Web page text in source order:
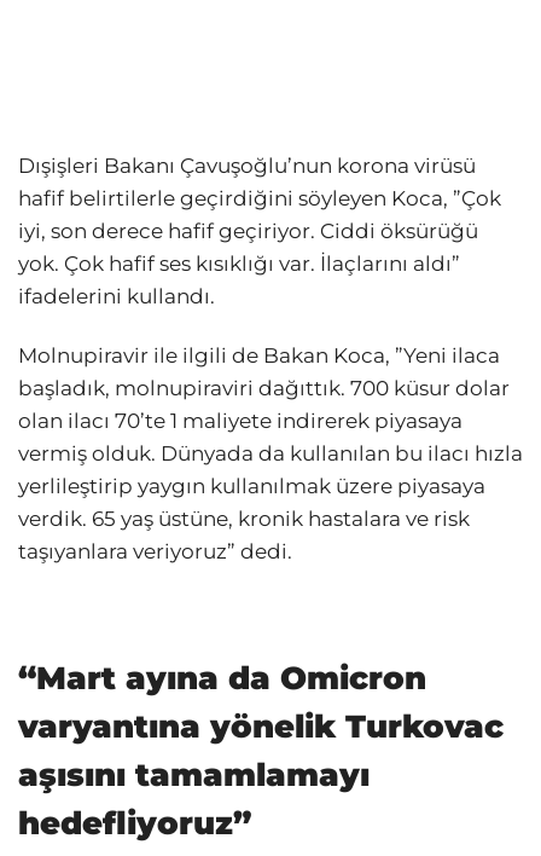
Dışişleri Bakanı Çavuşoğlu’nun korona virüsü
hafif belirtilerle geçirdiğini söyleyen Koca, ”Çok
iyi, son derece hafif geçiriyor. Ciddi öksürüğü
yok. Çok hafif ses kısıklığı var. İlaçlarını aldı”
ifadelerini kullandı.
Molnupiravir ile ilgili de Bakan Koca, ”Yeni ilaca
başladık, molnupiraviri dağıttık. 700 küsur dolar
olan ilacı 70’te 1 maliyete indirerek piyasaya
vermiş olduk. Dünyada da kullanılan bu ilacı hızla
yerlileştirip yaygın kullanılmak üzere piyasaya
verdik. 65 yaş üstüne, kronik hastalara ve risk
taşıyanlara veriyoruz” dedi.
“Mart ayına da Omicron
varyantına yönelik Turkovac
aşısını tamamlamayı
hedefliyoruz”